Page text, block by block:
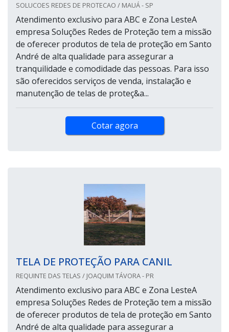
SOLUCOES REDES DE PROTECAO / MAUÁ - SP
Atendimento exclusivo para ABC e Zona LesteA
empresa Soluções Redes de Proteção tem a missão
de oferecer produtos de tela de proteção em Santo
André de alta qualidade para assegurar a
tranquilidade e comodidade das pessoas. Para isso
são oferecidos serviços de venda, instalação e
manutenção de telas de proteç&a...
Cotar agora
TELA DE PROTEÇÃO PARA CANIL
REQUINTE DAS TELAS / JOAQUIM TÁVORA - PR
Atendimento exclusivo para ABC e Zona LesteA
empresa Soluções Redes de Proteção tem a missão
de oferecer produtos de tela de proteção em Santo
André de alta qualidade para assegurar a